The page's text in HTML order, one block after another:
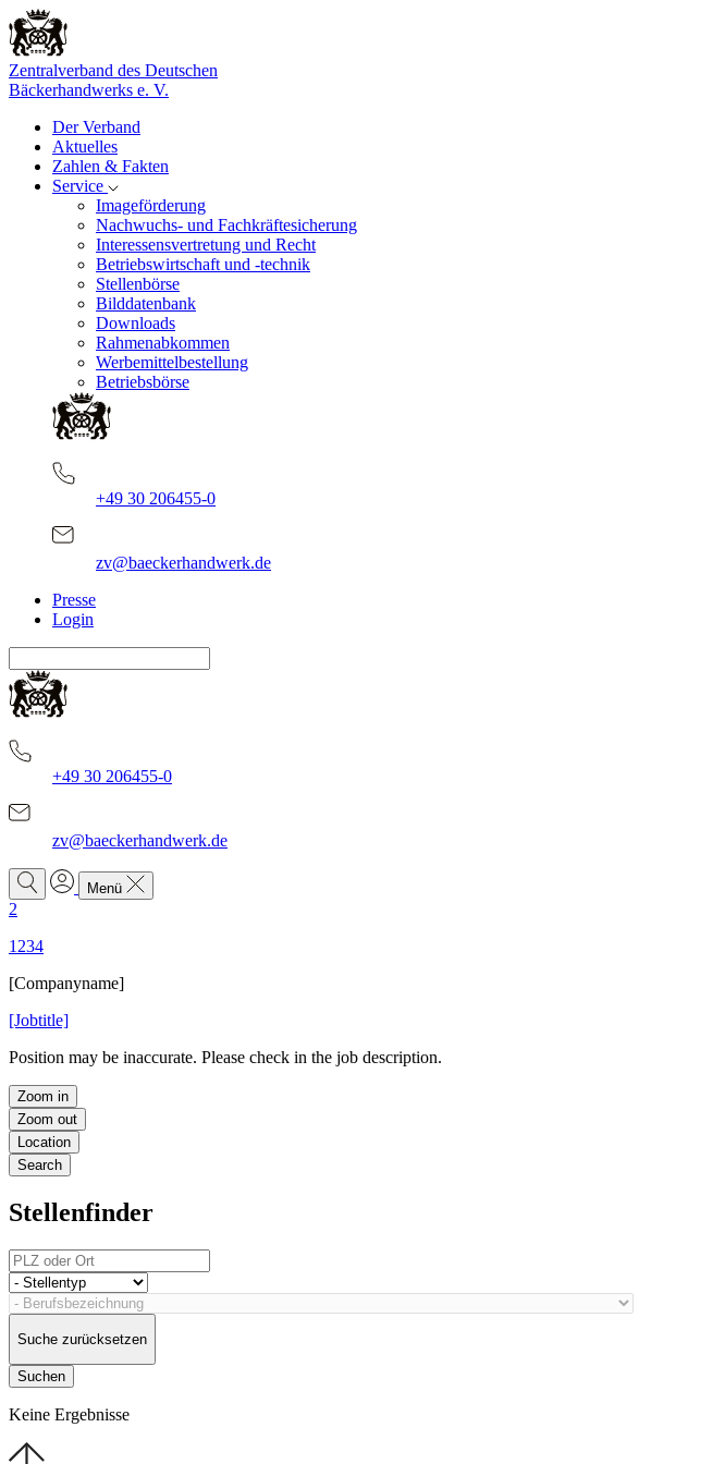
Zentralverband des Deutschen
Bäckerhandwerks e. V.
Der Verband
Aktuelles
Zahlen & Fakten
Service
Imageförderung
Nachwuchs- und Fachkräftesicherung
Interessensvertretung und Recht
Betriebswirtschaft und -technik
Stellenbörse
Bilddatenbank
Downloads
Rahmenabkommen
Werbemittelbestellung
Betriebsbörse
+49 30 206455-0
zv@baeckerhandwerk.de
Presse
Login
+49 30 206455-0
zv@baeckerhandwerk.de
Menü
2
1234
[Companyname]
[Jobtitle]
Position may be inaccurate. Please check in the job description.
Zoom in
Zoom out
Location
Search
Stellenfinder
Suche zurücksetzen
Suchen
Keine Ergebnisse